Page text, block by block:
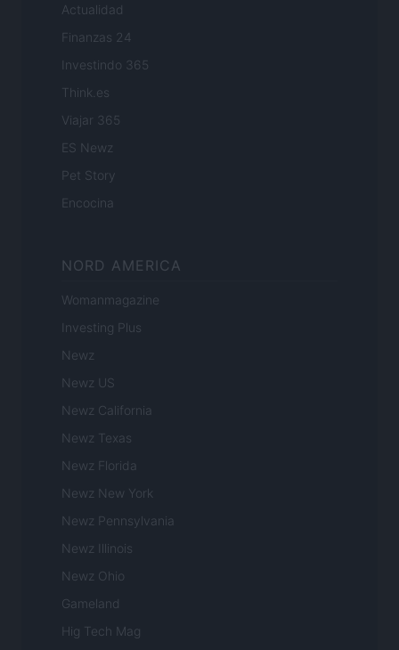
Actualidad
Finanzas 24
Investindo 365
Think.es
Viajar 365
ES Newz
Pet Story
Encocina
NORD AMERICA
Womanmagazine
Investing Plus
Newz
Newz US
Newz California
Newz Texas
Newz Florida
Newz New York
Newz Pennsylvania
Newz Illinois
Newz Ohio
Gameland
Hig Tech Mag